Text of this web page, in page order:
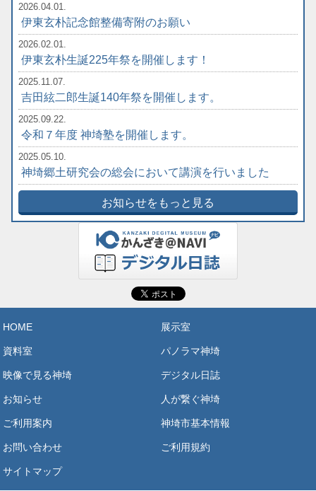
2026.04.01.
伊東玄朴記念館整備寄附のお願い
2026.02.01.
伊東玄朴生誕225年祭を開催します！
2025.11.07.
吉田絃二郎生誕140年祭を開催します。
2025.09.22.
令和７年度 神埼塾を開催します。
2025.05.10.
神埼郷土研究会の総会において講演を行いました
お知らせをもっと見る
HOME 展示室
資料室 パノラマ神埼
映像で見る神埼 デジタル日誌
お知らせ 人が繋ぐ神埼
ご利用案内 神埼市基本情報
お問い合わせ ご利用規約
サイトマップ